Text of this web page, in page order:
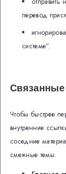
перевод
системе”.
Чтобы быстрее
внутренние
соседние
смежные темы.